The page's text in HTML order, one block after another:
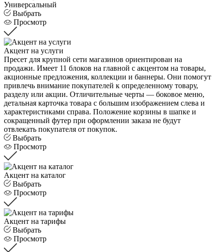
Универсальный
Выбрать
Просмотр
Акцент на услуги
Пресет для крупной сети магазинов ориентирован на
продажи. Имеет 11 блоков на главной с акцентом на товары,
акционные предложения, коллекции и баннеры. Они помогут
привлечь внимание покупателей к определенному товару,
разделу или акции. Отличительные черты — боковое меню,
детальная карточка товара с большим изображением слева и
характеристиками справа. Положение корзины в шапке и
сокращенный футер при оформлении заказа не будут
отвлекать покупателя от покупок.
Выбрать
Просмотр
Акцент на каталог
Выбрать
Просмотр
Акцент на тарифы
Выбрать
Просмотр